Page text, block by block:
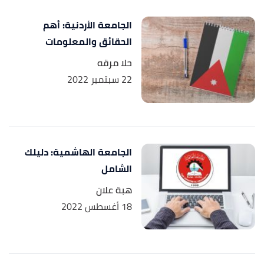
الجامعة الأردنية: أهم
الحقائق والمعلومات
حلا مرقه
22 سبتمبر 2022
الجامعة الهاشمية: دليلك
الشامل
هبة علان
18 أغسطس 2022